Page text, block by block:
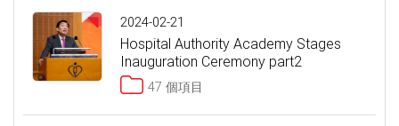
2024-02-21
Hospital Authority Academy Stages
Inauguration Ceremony part2
47 個項目